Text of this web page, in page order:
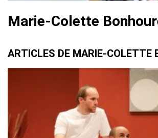
Marie-Colette
ARTICLES DE MARIE-COLETTE